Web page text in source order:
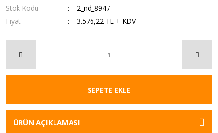
Stok Kodu
2_nd_8947
Fiyat
3.576,22 TL + KDV
SEPETE EKLE
ÜRÜN AÇIKLAMASI